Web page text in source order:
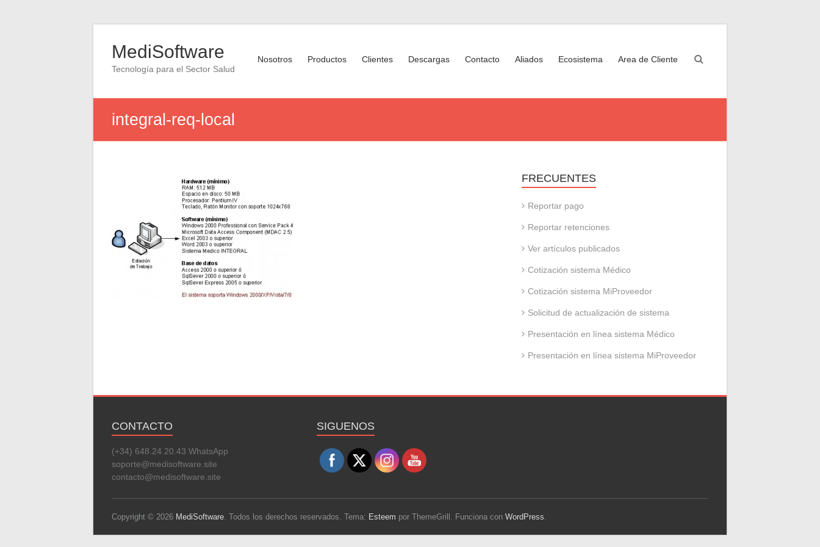
contenidoMediSoftware
Tecnología para el Sector Salud
Nosotros Productos Clientes Descargas Contacto Aliados Ecosistema Area de Cliente
integral-req-local
FRECUENTES
Reportar pago
Reportar retenciones
Ver artículos publicados
Cotización sistema Médico
Cotización sistema MiProveedor
Solicitud de actualización de sistema
Presentación en línea sistema Médico
Presentación en línea sistema MiProveedor
CONTACTO
(+34) 648.24.20.43 WhatsApp
soporte@medisoftware.site
contacto@medisoftware.site
SIGUENOS
Copyright © 2026 MediSoftware. Todos los derechos reservados. Tema: Esteem por ThemeGrill. Funciona con WordPress.